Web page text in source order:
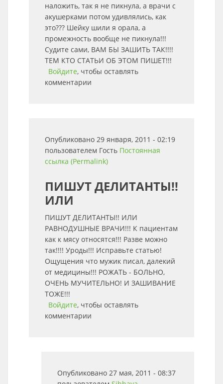
наложить, так я не пикнула, а врачи с
акушерками потом удивлялись, как
это??? Шейку шили я орала, а
промежность вообще не пикнула!!!
Судите сами, ВАМ БЫ ЗАШИТЬ ТАК!!!!
ТЕМ КТО СТАТЬИ ОБ ЭТОМ ПИШЕТ!!!
Войдите, чтобы оставлять
комментарии
Опубликовано 29 января, 2011 - 02:19
пользователем Гость Постоянная
ссылка (Permalink)
ПИШУТ ДЕЛИТАНТЫ!!
ИЛИ
ПИШУТ ДЕЛИТАНТЫ!! ИЛИ
РАВНОДУШНЫЕ ВРАЧИ!!! К пациентам
как к мясу относятся!!! Разве можно
так!!!! Уроды!!! Исправьте статью!
Ощущения что мужик писал, далекий
от медицины!!! РОЖАТЬ - БОЛЬНО,
ОЧЕНЬ МУЧИТЕЛЬНО! И ЗАШИВАНИЕ
ТОЖЕ!!!
Войдите, чтобы оставлять
комментарии
Опубликовано 27 мая, 2011 - 08:37